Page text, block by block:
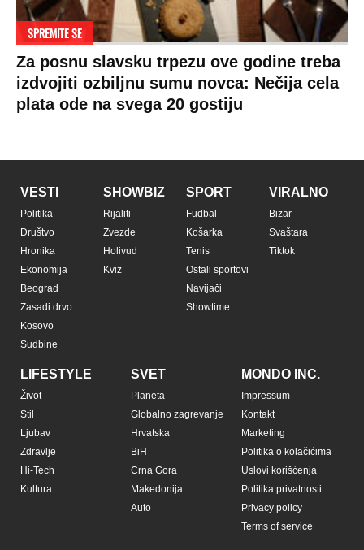
SPREMITE SE
Za posnu slavsku trpezu ove godine treba
izdvojiti ozbiljnu sumu novca: Nečija cela
plata ode na svega 20 gostiju
VESTI
Politika
Društvo
Hronika
Ekonomija
Beograd
Zasadi drvo
Kosovo
Sudbine
SHOWBIZ
Rijaliti
Zvezde
Holivud
Kviz
SPORT
Fudbal
Košarka
Tenis
Ostali sportovi
Navijači
Showtime
VIRALNO
Bizar
Svaštara
Tiktok
LIFESTYLE
Život
Stil
Ljubav
Zdravlje
Hi-Tech
Kultura
SVET
Planeta
Globalno zagrevanje
Hrvatska
BiH
Crna Gora
Makedonija
Auto
MONDO INC.
Impressum
Kontakt
Marketing
Politika o kolačićima
Uslovi korišćenja
Politika privatnosti
Privacy policy
Terms of service